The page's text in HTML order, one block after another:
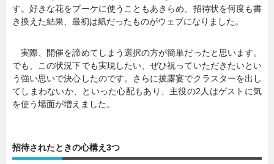
す。好きな花をブーケに使うこともあきらめ、招待状を何度も書
き換えた結果、最初は紙だったものがウェブになりました。
実際、開催を諦めてしまう選択の方が簡単だったと思います。
でも、この状況下でも実現したい、ぜひ祝っていただきたいとい
う強い思いで決心したのです。さらに披露宴でクラスターを出し
てしまわないか、といった心配もあり、主役の2人はゲストに気
を使う場面が増えました。
招待されたときの心構え3つ